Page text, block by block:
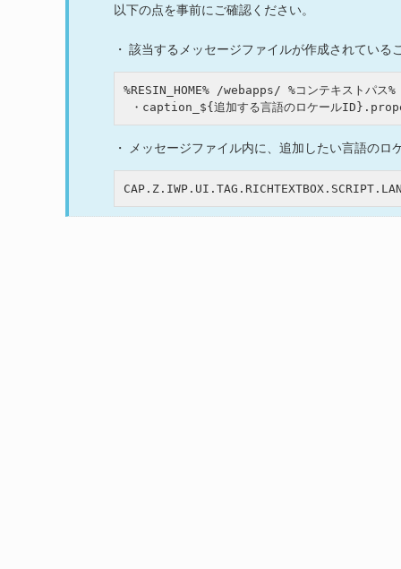
以下の点を事前にご確認ください。
・ 該当するメッセージファイルが作成されている
%RESIN_HOME% /webapps/ %コンテキスト
・ メッセージファイル内に、追加したい言語のロ